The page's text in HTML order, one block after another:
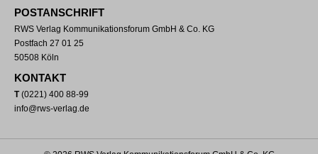
POSTANSCHRIFT
RWS Verlag Kommunikationsforum GmbH & Co. KG
Postfach 27 01 25
50508 Köln
KONTAKT
T(0221) 400 88-99
info@rws-verlag.de